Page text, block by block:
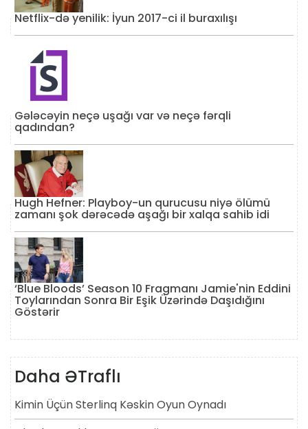
Netflix-də yenilik: İyun 2017-ci il buraxılışı
Gələcəyin neçə uşağı var və neçə fərqli
qadından?
Hugh Hefner: Playboy-un qurucusu niyə ölümü
zamanı şok dərəcədə aşağı bir xalqa sahib idi
‘Blue Bloods’ Season 10 Fragmanı Jamie'nin Eddini
Toylarından Sonra Bir Eşik Üzərində Daşıdığını
Göstərir
Daha ƏTraflı
Kimin Üçün Sterlinq Kəskin Oyun Oynadı